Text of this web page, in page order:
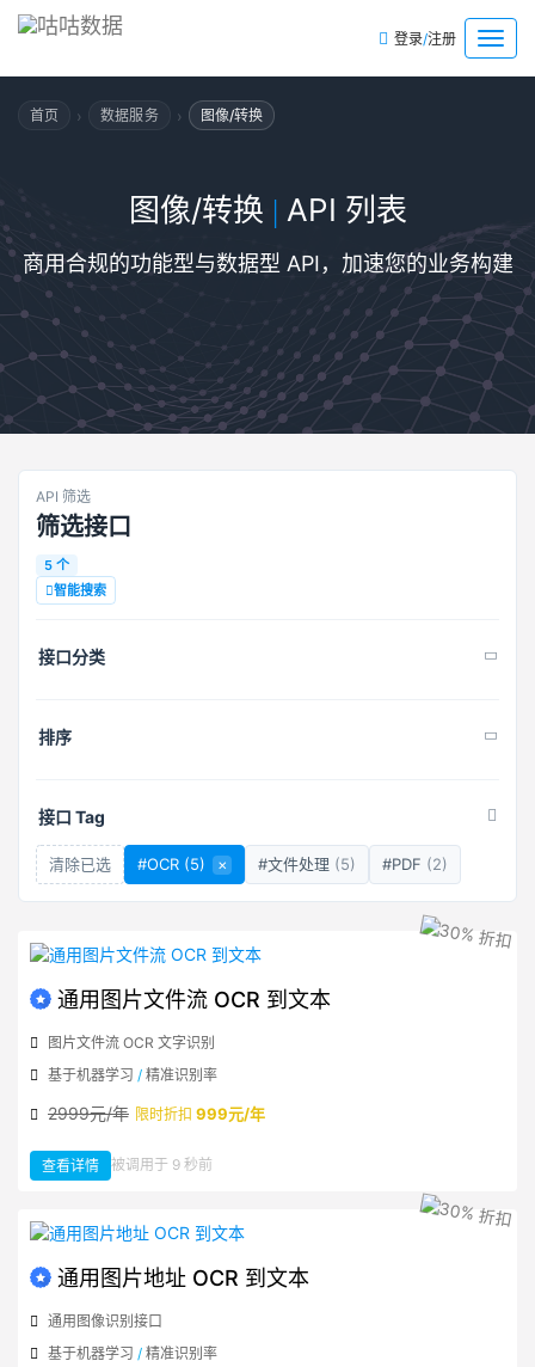
菜
单
登录/注册
首页 › 数据服务 › 图像/转换
图像/转换 | API 列表
商用合规的功能型与数据型 API，加速您的业务构建
API 筛选
筛选接口
5 个
智能搜索
接口分类
排序
接口 Tag
清除已选 #OCR (5) × #文件处理 (5) #PDF (2)
通用图片文件流 OCR 到文本
图片文件流 OCR 文字识别
基于机器学习 / 精准识别率
2999元/年 限时折扣 999元/年
查看详情 ：
通
文
件
流
到
文
本
被调用于 9 秒前
通用图片地址 OCR 到文本
通用图像识别接口
基于机器学习 / 精准识别率